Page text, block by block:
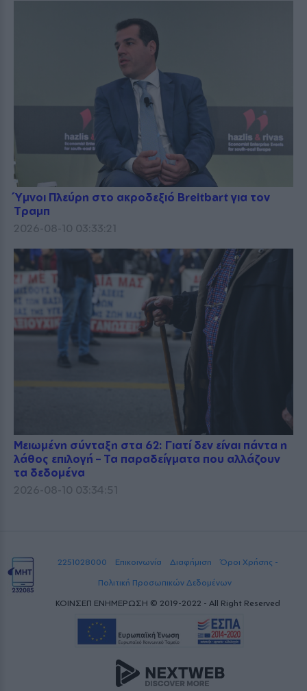
Ύμνοι Πλεύρη στο ακροδεξιό Breitbart για τον
Τραμπ
2026-08-10 03:33:21
Μειωμένη σύνταξη στα 62: Γιατί δεν είναι πάντα η
λάθος επιλογή – Τα παραδείγματα που αλλάζουν
τα δεδομένα
2026-08-10 03:34:51
2251028000 Επικοινωνία Διαφήμιση
Όροι Χρήσης -
Πολιτική Προσωπικών Δεδομένων
ΚΟΙΝΣΕΠ ΕΝΗΜΕΡΩΣΗ © 2019-2022 - All Right Reserved